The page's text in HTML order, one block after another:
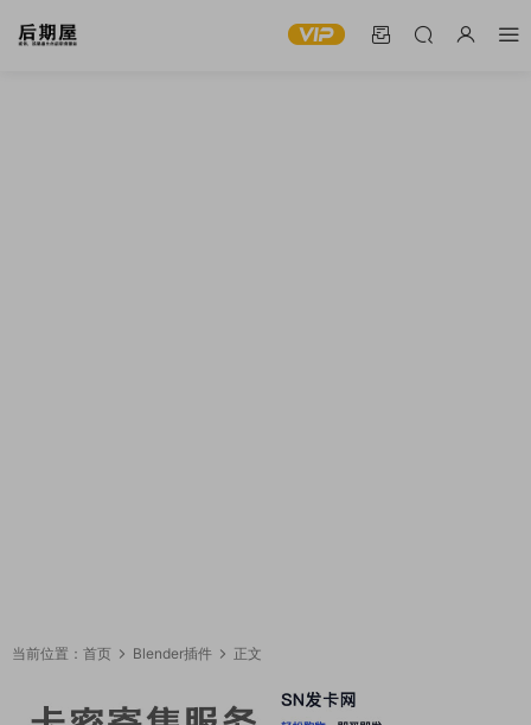
当前位置： 首页 Blender插件 正文